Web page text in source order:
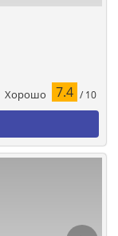
Хорошо 7.4 / 10